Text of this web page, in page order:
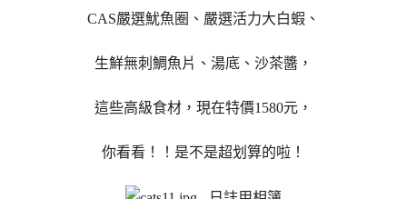
CAS嚴選魷魚圈、嚴選活力大白蝦、
生鮮無刺鯛魚片、湯底、沙茶醬，
這些高級食材，現在特價1580元，
你看看！！是不是超划算的啦！